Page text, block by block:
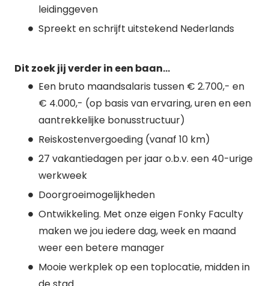
leidinggeven
Spreekt en schrijft uitstekend Nederlands
Dit zoek jij verder in een baan...
Een bruto maandsalaris tussen € 2.700,- en
€ 4.000,- (op basis van ervaring, uren en een
aantrekkelijke bonusstructuur)
Reiskostenvergoeding (vanaf 10 km)
27 vakantiedagen per jaar o.b.v. een 40-urige
werkweek
Doorgroeimogelijkheden
Ontwikkeling. Met onze eigen Fonky Faculty
maken we jou iedere dag, week en maand
weer een betere manager
Mooie werkplek op een toplocatie, midden in